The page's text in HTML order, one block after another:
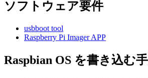
ソフトウェア要件
usbboot tool
Raspberry Pi Imager APP
Raspbian OS を書き込む